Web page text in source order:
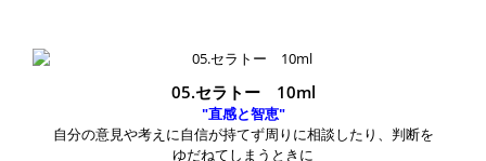
05.セラトー 10ml
"直感と智恵"
自分の意見や考えに自信が持てず周りに相談したり、判断を
ゆだねてしまうときに